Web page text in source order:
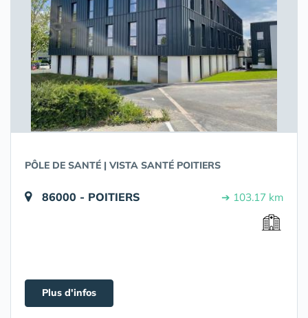
PÔLE DE SANTÉ | VISTA SANTÉ POITIERS
86000 - POITIERS ➔ 103.17 km
Plus d'infos